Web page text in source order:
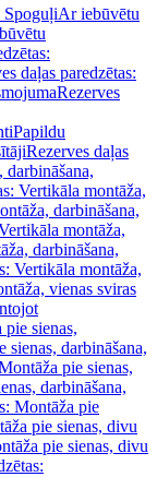
SpoguļiAr iebūvētu
daļas paredzētas:
Rezerves
Papildu
Rezerves daļas
darbināšana,
Vertikāla montāža,
darbināšana,
montāža,
darbināšana,
Vertikāla montāža,
vienas sviras
pie sienas,
sienas, darbināšana,
pie sienas,
darbināšana,
Montāža pie
pie sienas, divu
pie sienas, divu